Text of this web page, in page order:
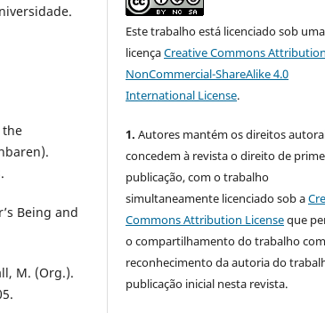
the
Being and
M. (Org.).
Este trabalho está licenciado sob uma
licençaCreative Commons
NonCommercial-ShareAlike 4.0
International License.
1. Autores mantém os direitos
concedem à revista o direito de
publicação, com o trabalho
simultaneamente licenciado sob a
Commons Attribution Licenseque
o compartilhamento do trabalho com
reconhecimento da autoria do
publicação inicial nesta revista.